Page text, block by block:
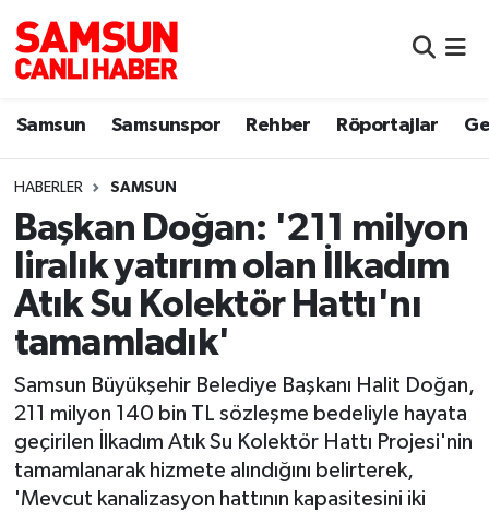
Samsun Samsunspor Rehber Röportajlar
HABERLER SAMSUN
Başkan Doğan: '211 milyon
liralık yatırım olan İlkadım
Atık Su Kolektör Hattı'nı
tamamladık'
Samsun Büyükşehir Belediye Başkanı Halit Doğan,
211 milyon 140 bin TL sözleşme bedeliyle hayata
geçirilen İlkadım Atık Su Kolektör Hattı Projesi'nin
tamamlanarak hizmete alındığını belirterek,
'Mevcut kanalizasyon hattının kapasitesini iki
Samsun
Sokak Röportajları
Genel
Dünya
Eğitim
Sağlık
Yemek
Samsun Nöbetçi Eczaneler
Samsun Hava Durumu
Samsun Namaz Vakitleri
Samsun Trafik Yoğunluk Haritası
Süper Lig Puan Durumu ve Fikstür
Tüm Manşetler
Son Dakika Haberleri
Haber Arşivi